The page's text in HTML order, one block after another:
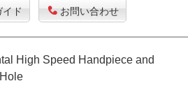
イド お問い合わせ
High Speed Handpiece and